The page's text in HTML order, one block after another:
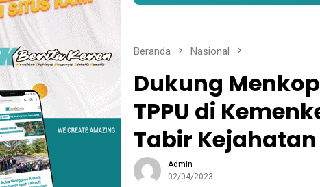
Beranda Nasional
Dukung
TPPU di
Tabir
Admin
02/04/2023